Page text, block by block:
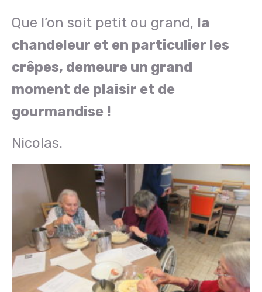
Que l’on soit petit ou grand, la
chandeleur et en particulier les
crêpes, demeure un grand
moment de plaisir et de
gourmandise !
Nicolas.